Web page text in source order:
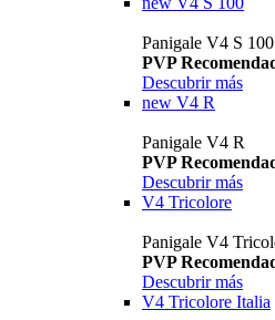
Panigale V4 S 100
PVP
Descubrir más
new V4 R
Panigale V4 R
PVP
Descubrir más
V4 Tricolore
Panigale V4
PVP
Descubrir más
V4 Tricolore Italia